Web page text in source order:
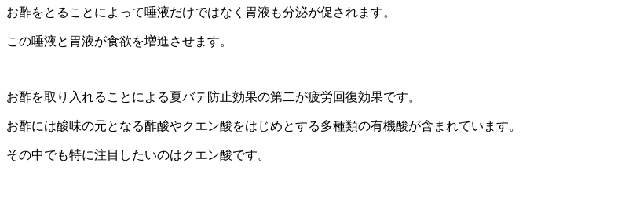
お酢をとることによって唾液だけではなく胃液も分泌が促されます。
この唾液と胃液が食欲を増進させます。
お酢を取り入れることによる夏バテ防止効果の第二が疲労回復効果です。
お酢には酸味の元となる酢酸やクエン酸をはじめとする多種類の有機酸が含まれています。
その中でも特に注目したいのはクエン酸です。